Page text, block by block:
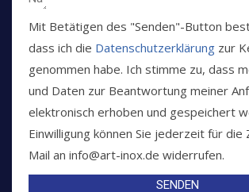
Mit Betätigen des "Senden"-Button
dass ich die Datenschutzerklärungzur
genommen habe. Ich stimme zu, dass
und Daten zur Beantwortung meiner
elektronisch erhoben und gespeichert
Einwilligung können Sie jederzeit für die
Mail an info@art-inox.de widerrufen.
SENDEN